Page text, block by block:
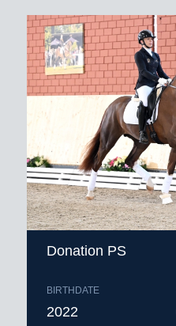
Donation PS
BIRTHDATE
2022